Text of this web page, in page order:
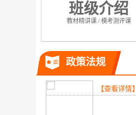
班级介绍
教材精讲课 / 模考测评课
政策法规
【查看详情】